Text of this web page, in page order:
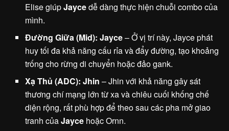
Elise giúpJaycedễ dàng thực hiện chuỗi combo của
mình.
Đường Giữa (Mid): Jayce– Ở vị trí này, Jayce phát
huy tối đa khả năng cấu rỉa và đẩy đường, tạo khoảng
trống cho rừng di chuyển hoặc đảo gank.
Xạ Thủ (ADC): Jhin – Jhin với khả năng gây sát
thương chí mạng lớn từ xa và chiêu cuối khống chế
diện rộng, rất phù hợp để theo sau các pha mở giao
tranh củaJayce hoặc Ornn.